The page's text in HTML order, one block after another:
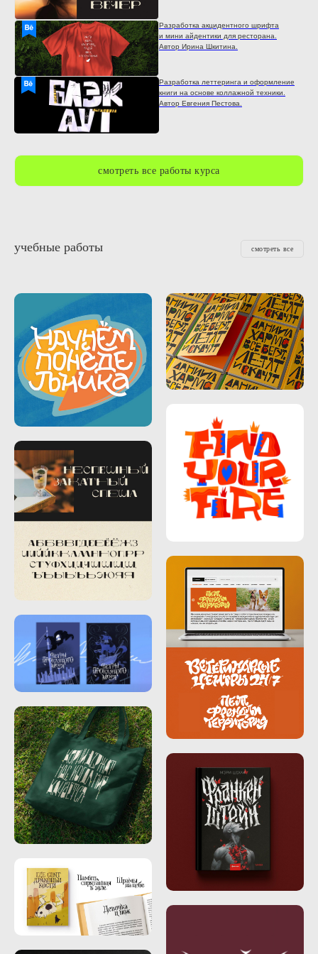
Разработка акцидентного шрифта
и мини айдентики для ресторана.
Автор Ирина Шкитина.
Разработка леттеринга и оформление
книги на основе коллажной техники.
Автор Евгения Пестова.
смотреть все работы курса
учебные работы смотреть все